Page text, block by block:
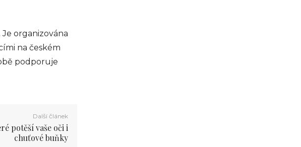
organizována
na českém
podporuje
Další článek
potěší vaše oči i
chuťové buňky